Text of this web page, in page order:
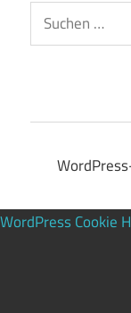
Suchen
nach:
WordPress Cookie